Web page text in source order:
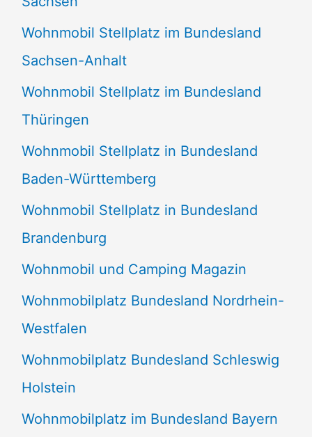
Wohnmobil Stellplatz im Bundesland
Sachsen-Anhalt
Wohnmobil Stellplatz im Bundesland
Thüringen
Wohnmobil Stellplatz in Bundesland
Baden-Württemberg
Wohnmobil Stellplatz in Bundesland
Brandenburg
Wohnmobil und Camping Magazin
Wohnmobilplatz Bundesland Nordrhein-
Westfalen
Wohnmobilplatz Bundesland Schleswig
Holstein
Wohnmobilplatz im Bundesland Bayern